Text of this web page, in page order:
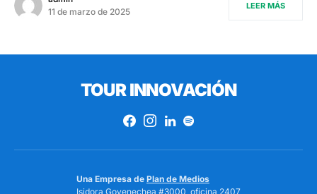
11 de marzo de 2025
LEER MÁS
TOUR INNOVACIÓN
Una Empresa de Plan de Medios
Isidora Goyenechea #3000, oficina 2407